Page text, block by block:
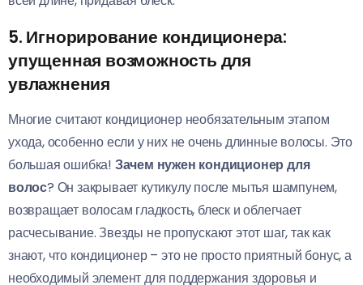
5. Игнорирование кондиционера:
упущенная возможность для
увлажнения
Многие считают кондиционер необязательным этапом
ухода, особенно если у них не очень длинные волосы. Это
большая ошибка! Зачем нужен кондиционер для
волос? Он закрывает кутикулу после мытья шампунем,
возвращает волосам гладкость, блеск и облегчает
расчесывание. Звезды не пропускают этот шаг, так как
знают, что кондиционер – это не просто приятный бонус, а
необходимый элемент для поддержания здоровья и